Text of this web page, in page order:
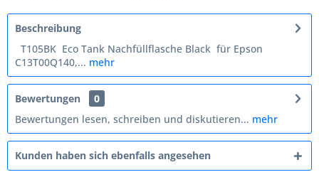
Beschreibung
T105BK Eco Tank Nachfüllflasche Black für Epson
C13T00Q140,... mehr
Bewertungen
0
Bewertungen lesen, schreiben und diskutieren... mehr
Kunden haben sich ebenfalls angesehen